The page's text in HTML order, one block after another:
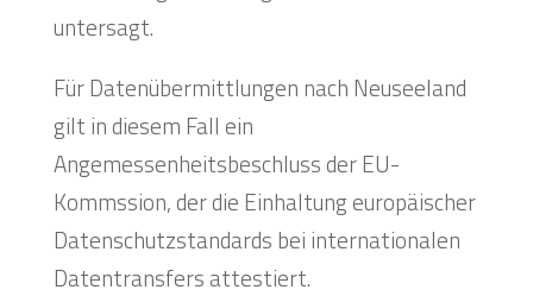
untersagt.
Für Datenübermittlungen nach Neuseeland
gilt in diesem Fall ein
Angemessenheitsbeschluss der EU-
Kommssion, der die Einhaltung europäischer
Datenschutzstandards bei internationalen
Datentransfers attestiert.